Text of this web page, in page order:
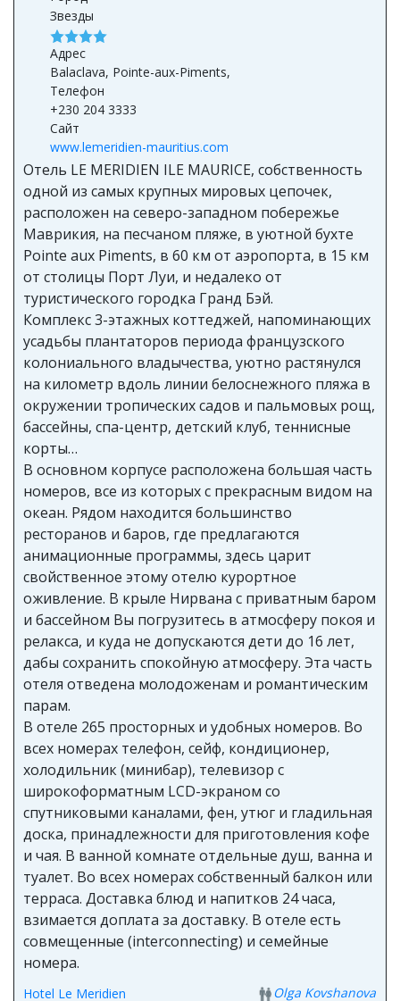
Звезды
Адрес
Balaclava, Pointe-aux-Piments,
Телефон
+230 204 3333
Сайт
www.lemeridien-mauritius.com
Отель LE MERIDIEN ILE MAURICE, собственность
одной из самых крупных мировых цепочек,
расположен на северо-западном побережье
Маврикия, на песчаном пляже, в уютной бухте
Pointe aux Piments, в 60 км от аэропорта, в 15 км
от столицы Порт Луи, и недалеко от
туристического городка Гранд Бэй.
Комплекс 3-этажных коттеджей, напоминающих
усадьбы плантаторов периода французского
колониального владычества, уютно растянулся
на километр вдоль линии белоснежного пляжа в
окружении тропических садов и пальмовых рощ,
бассейны, спа-центр, детский клуб, теннисные
корты…
В основном корпусе расположена большая часть
номеров, все из которых с прекрасным видом на
океан. Рядом находится большинство
ресторанов и баров, где предлагаются
анимационные программы, здесь царит
свойственное этому отелю курортное
оживление. В крыле Нирвана с приватным баром
и бассейном Вы погрузитесь в атмосферу покоя и
релакса, и куда не допускаются дети до 16 лет,
дабы сохранить спокойную атмосферу. Эта часть
отеля отведена молодоженам и романтическим
парам.
В отеле 265 просторных и удобных номеров. Во
всех номерах телефон, сейф, кондиционер,
холодильник (минибар), телевизор с
широкоформатным LCD-экраном со
спутниковыми каналами, фен, утюг и гладильная
доска, принадлежности для приготовления кофе
и чая. В ванной комнате отдельные душ, ванна и
туалет. Во всех номерах собственный балкон или
терраса. Доставка блюд и напитков 24 часа,
взимается доплата за доставку. В отеле есть
совмещенные (interconnecting) и семейные
номера.
Hotel Le Meridien Olga Kovshanova